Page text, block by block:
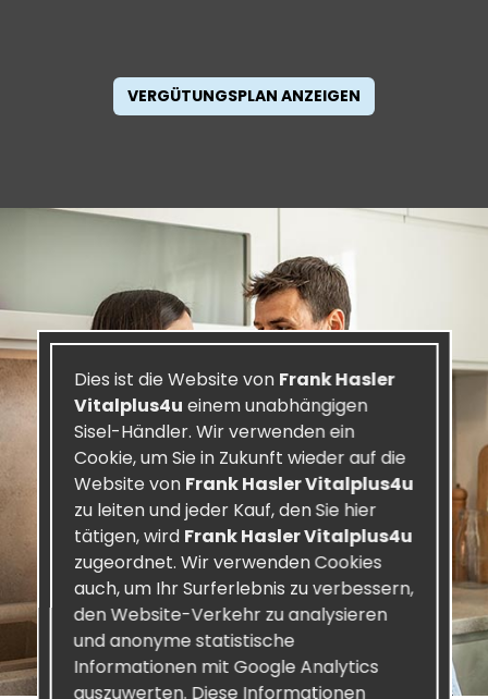
VERGÜTUNGSPLAN ANZEIGEN
Dies ist die Website von Frank Hasler
Vitalplus4u einem unabhängigen
Sisel-Händler. Wir verwenden ein
Cookie, um Sie in Zukunft wieder auf die
Website von Frank Hasler Vitalplus4u
zu leiten und jeder Kauf, den Sie hier
tätigen, wird Frank Hasler Vitalplus4u
zugeordnet. Wir verwenden Cookies
auch, um Ihr Surferlebnis zu verbessern,
den Website-Verkehr zu analysieren
und anonyme statistische
Informationen mit Google Analytics
auszuwerten. Diese Informationen